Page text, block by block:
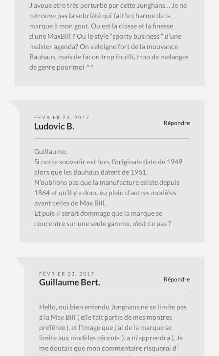
J’avoue etre trés perturbé par cette Junghans… Je ne
retrouve pas la sobriété qui fait le charme de la
marque à mon gout. Ou est la classe et la finesse
d’une MaxBill ? Ou le style “sporty business ” d’une
meister agenda? On s’eloigne fort de la mouvance
Bauhaus, mais de facon trop fouilli, trop de melanges
de genre pour moi ^^
FÉVRIER 23, 2017
Répondre
Ludovic B.
Guillaume,
Si notre souvenir est bon, l’originale date de 1949
alors que les Bauhaus datent de 1961.
N’oublions pas que la manufacture existe depuis
1864 et qu’il y a donc eu plein d’autres modèles
avant celles de Max Bill.
Et puis il serait dommage que la marque se
concentre sur une seule gamme, n’est-ce pas ?
FÉVRIER 23, 2017
Répondre
Guillaume Bert.
Hello, oui bien entendu Junghans ne se limite pas
à la Max Bill ( elle fait partie de mes montres
préféree ), et l’image que j’ai de la marque se
limite aux modèles récents (ca m’apprendra ). Je
me doutais que mon commentaire risquerai d’